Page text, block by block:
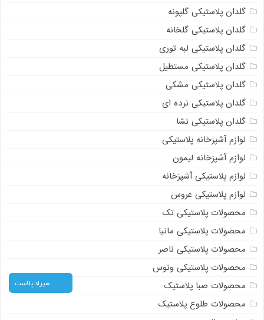
گلدان پلاستیکی گلپونه
گلدان پلاستیکی گلخانه
گلدان پلاستیکی لبه توری
گلدان پلاستیکی مستطیل
گلدان پلاستیکی مشکی
گلدان پلاستیکی نرده ای
گلدان پلاستیکی نشا
لوازم آشپزخانه پلاستیکی
لوازم آشپزخانه لیمون
لوازم پلاستیکی آشپزخانه
لوازم پلاستیکی عروس
محصولات پلاستیکی تک
محصولات پلاستیکی مانیا
محصولات پلاستیکی ناصر
محصولات پلاستیکی ونوس
محصولات صبا پلاستیک
محصولات طلوع پلاستیک
هیراد پلاست